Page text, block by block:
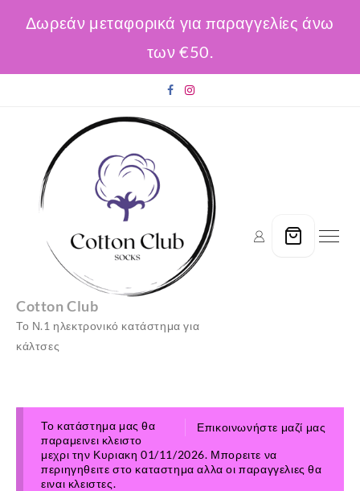
Δωρεάν μεταφορικά για παραγγελίες άνω
των €50.
Cotton Club
Το Ν.1 ηλεκτρονικό κατάστημα για
κάλτσες
Επικοινωνήστε μαζί μας
Το κατάστημα μας θα
παραμεινει κλειστο
μεχρι την Κυριακη 01/11/2026. Μπορειτε να
περιηγηθειτε στο καταστημα αλλα οι παραγγελιες θα
ειναι κλειστες.